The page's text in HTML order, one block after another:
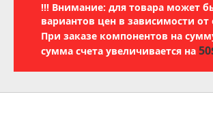
!!! Внимание: для товара может
вариантов цен в зависимости от
При заказе компонентов на
сумма счета увеличивается на